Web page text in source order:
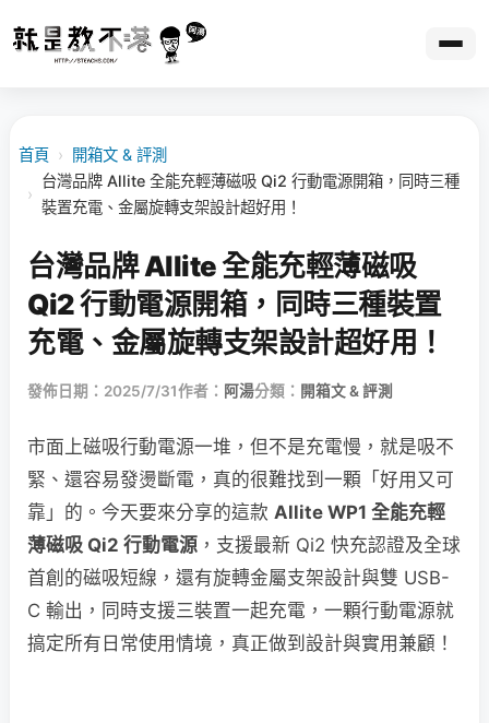
首頁 › 開箱文 & 評測
›
台灣品牌 Allite 全能充輕薄磁吸 Qi2 行動電源開箱，同時三種
裝置充電、金屬旋轉支架設計超好用！
台灣品牌 Allite 全能充輕薄磁吸
Qi2 行動電源開箱，同時三種裝置
充電、金屬旋轉支架設計超好用！
發佈日期：2025/7/31作者： 阿湯分類： 開箱文 & 評測
市面上磁吸行動電源一堆，但不是充電慢，就是吸不
緊、還容易發燙斷電，真的很難找到一顆「好用又可
靠」的。今天要來分享的這款 Allite WP1 全能充輕
薄磁吸 Qi2 行動電源 ，支援最新 Qi2 快充認證及全球
首創的磁吸短線，還有旋轉金屬支架設計與雙 USB-
C 輸出，同時支援三裝置一起充電，一顆行動電源就
搞定所有日常使用情境，真正做到設計與實用兼顧！